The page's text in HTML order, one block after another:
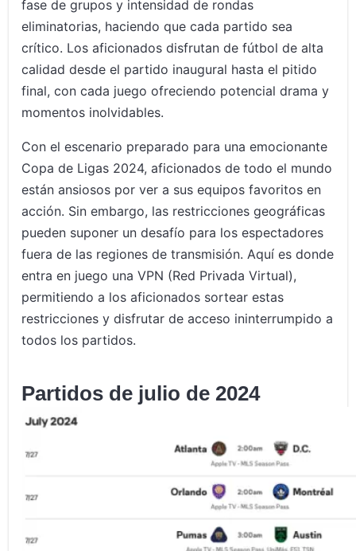
fase de grupos y intensidad de rondas
eliminatorias, haciendo que cada partido sea
crítico. Los aficionados disfrutan de fútbol de alta
calidad desde el partido inaugural hasta el pitido
final, con cada juego ofreciendo potencial drama y
momentos inolvidables.
Con el escenario preparado para una emocionante
Copa de Ligas 2024, aficionados de todo el mundo
están ansiosos por ver a sus equipos favoritos en
acción. Sin embargo, las restricciones geográficas
pueden suponer un desafío para los espectadores
fuera de las regiones de transmisión. Aquí es donde
entra en juego una VPN (Red Privada Virtual),
permitiendo a los aficionados sortear estas
restricciones y disfrutar de acceso ininterrumpido a
todos los partidos.
Partidos de julio de 2024